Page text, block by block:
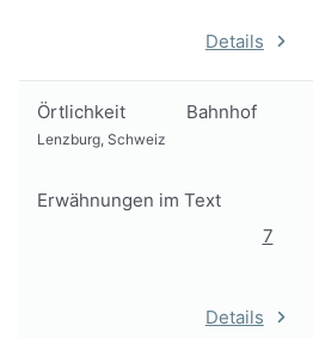
Details
Örtlichkeit Bahnhof
Lenzburg, Schweiz
Erwähnungen im Text
7
Details